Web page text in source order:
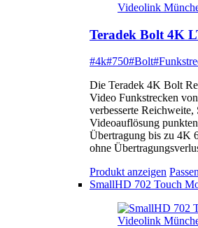
Teradek Bolt 4K
#4k#750#Bolt
Die Teradek 4K Bolt
Video Funkstrecken
verbesserte
Videoauflösung
Übertragung bis zu 4K
ohne
Produkt anzeigen
SmallHD 702 Touch